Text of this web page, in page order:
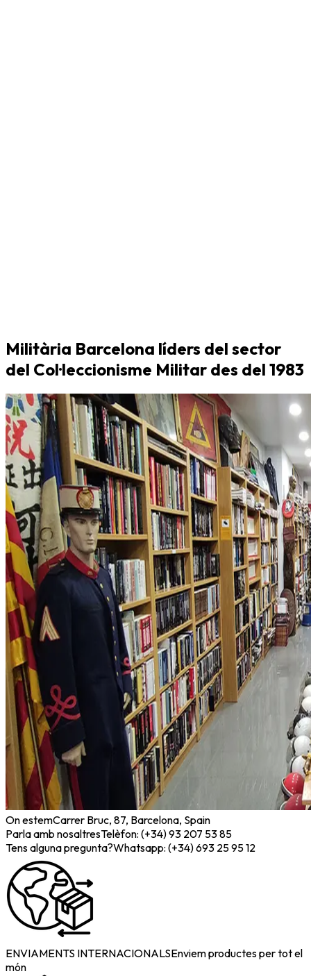
Militària Barcelona líders del sector
del Col·leccionisme Militar des del 1983
On estemCarrer Bruc, 87, Barcelona, Spain
Parla amb nosaltresTelèfon: (+34) 93 207 53 85
Tens alguna pregunta?Whatsapp: (+34) 693 25 95 12
ENVIAMENTS INTERNACIONALSEnviem productes per tot el
món